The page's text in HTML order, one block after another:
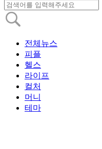
전체뉴스
피플
헬스
라이프
컬처
머니
테마